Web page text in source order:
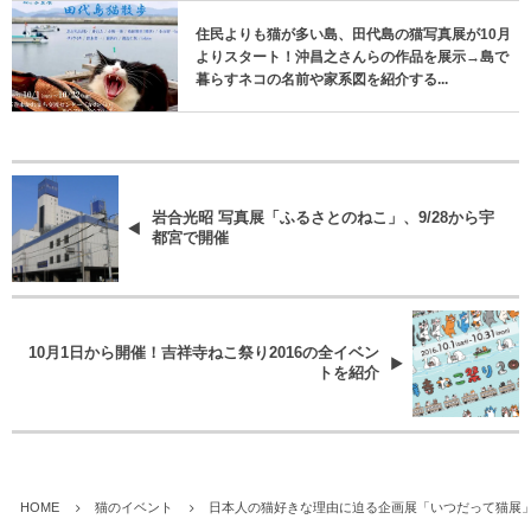
住民よりも猫が多い島、田代島の猫写真展が10月
よりスタート！沖昌之さんらの作品を展示→島で
暮らすネコの名前や家系図を紹介する...
岩合光昭 写真展「ふるさとのねこ」、9/28から宇
都宮で開催
10月1日から開催！吉祥寺ねこ祭り2016の全イベン
トを紹介
HOME 猫のイベント 日本人の猫好きな理由に迫る企画展「いつだって猫展